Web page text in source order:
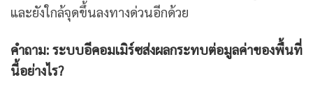
และยังใกล้จุดขึ้นลงทางด่วนอีกด้วย
คำถาม: ระบบอีคอมเมิร์ซส่งผลกระทบต่อมูลค่าของพื้นที่
นี้อย่างไร?